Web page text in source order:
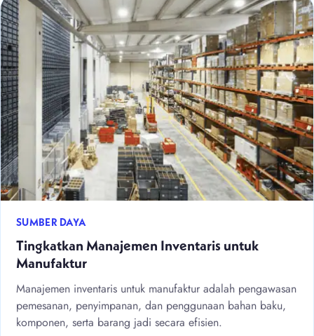
SUMBER DAYA
Tingkatkan Manajemen Inventaris untuk
Manufaktur
Manajemen inventaris untuk manufaktur adalah pengawasan
pemesanan, penyimpanan, dan penggunaan bahan baku,
komponen, serta barang jadi secara efisien.